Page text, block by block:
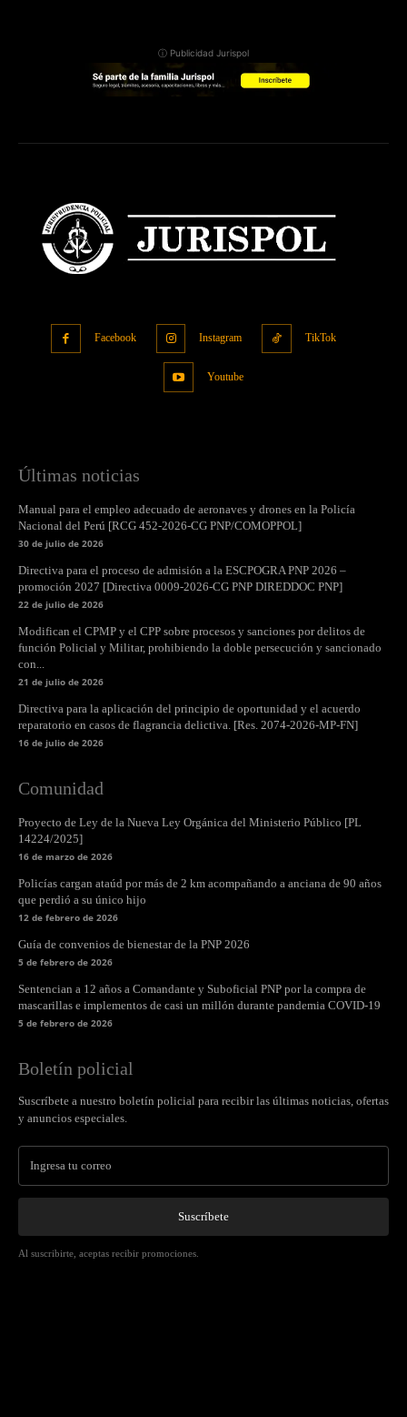
ⓘ Publicidad Jurispol
Facebook Instagram TikTok
Youtube
Últimas noticias
Manual para el empleo adecuado de aeronaves y drones en la Policía
Nacional del Perú [RCG 452-2026-CG PNP/COMOPPOL]
30 de julio de 2026
Directiva para el proceso de admisión a la ESCPOGRA PNP 2026 –
promoción 2027 [Directiva 0009-2026-CG PNP DIREDDOC PNP]
22 de julio de 2026
Modifican el CPMP y el CPP sobre procesos y sanciones por delitos de
función Policial y Militar, prohibiendo la doble persecución y sancionado
con...
21 de julio de 2026
Directiva para la aplicación del principio de oportunidad y el acuerdo
reparatorio en casos de flagrancia delictiva. [Res. 2074-2026-MP-FN]
16 de julio de 2026
Comunidad
Proyecto de Ley de la Nueva Ley Orgánica del Ministerio Público [PL
14224/2025]
16 de marzo de 2026
Policías cargan ataúd por más de 2 km acompañando a anciana de 90 años
que perdió a su único hijo
12 de febrero de 2026
Guía de convenios de bienestar de la PNP 2026
5 de febrero de 2026
Sentencian a 12 años a Comandante y Suboficial PNP por la compra de
mascarillas e implementos de casi un millón durante pandemia COVID-19
5 de febrero de 2026
Boletín policial
Suscríbete a nuestro boletín policial para recibir las últimas noticias, ofertas
y anuncios especiales.
Suscríbete
Al suscribirte, aceptas recibir promociones.